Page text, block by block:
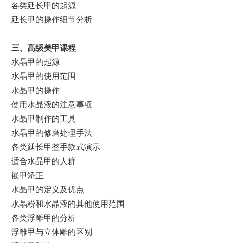
各类延长甲的起源
延长甲的操作细节分析
三、高级美甲课程
水晶甲的起源
水晶甲的使用范围
水晶甲的操作
使用水晶液的注意事项
水晶甲制作的工具
水晶甲的修磨处理手法
各类延长甲整手款式演示
适合水晶甲的人群
嵌甲矫正
水晶甲的定义及优点
水晶粉和水晶液的其他使用范围
各类浮雕甲的分析
浮雕甲与立体雕的区别